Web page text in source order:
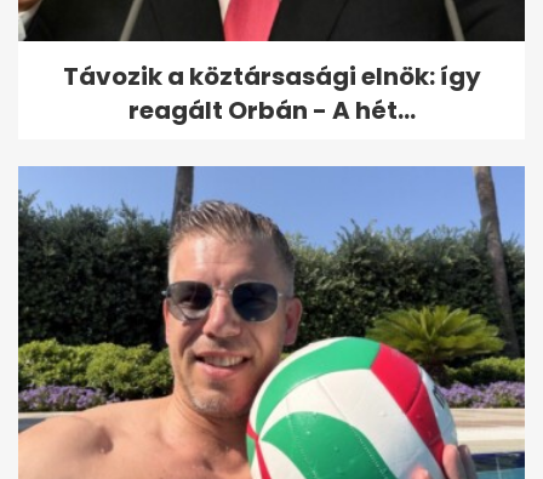
Távozik a köztársasági elnök: így
reagált Orbán - A hét...